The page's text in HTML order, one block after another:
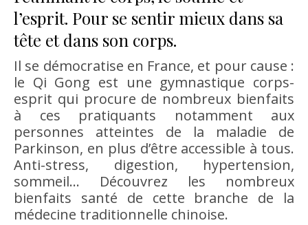
l’esprit. Pour se sentir mieux dans sa
tête et dans son corps.
Il se démocratise en France, et pour cause :
le Qi Gong est une gymnastique corps-
esprit qui procure de nombreux bienfaits
à ces pratiquants notamment aux
personnes atteintes de la maladie de
Parkinson, en plus d’être accessible à tous.
Anti-stress, digestion, hypertension,
sommeil… Découvrez les nombreux
bienfaits santé de cette branche de la
médecine traditionnelle chinoise.